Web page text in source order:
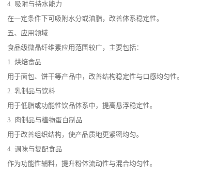
4. 吸附与持水能力
在一定条件下可吸附水分或油脂，改善体系稳定性。
五、应用领域
食品级微晶纤维素应用范围较广，主要包括：
1. 烘焙食品
用于面包、饼干等产品中，改善结构稳定性与口感均匀性。
2. 乳制品与饮料
用于低脂或功能性饮品体系中，提高悬浮稳定性。
3. 肉制品与植物蛋白制品
用于改善组织结构，使产品质地更紧密均匀。
4. 调味与复配食品
作为功能性辅料，提升粉体流动性与混合均匀性。